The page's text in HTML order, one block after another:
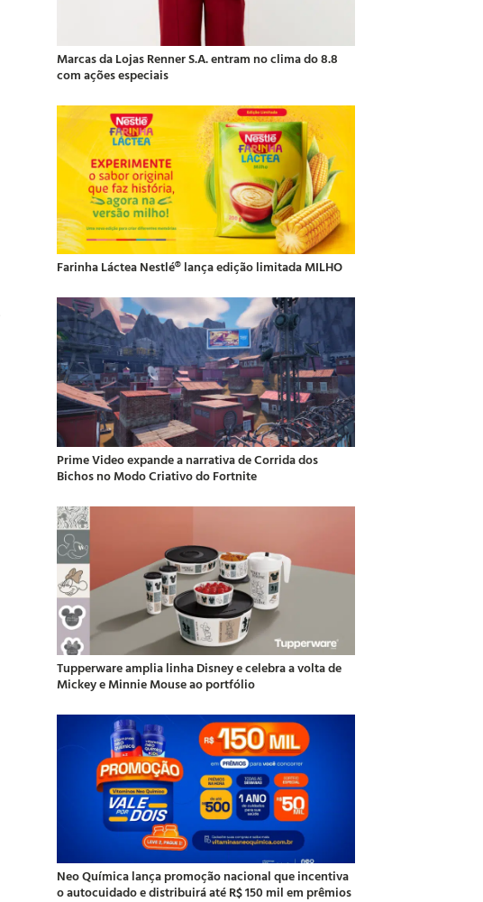
Marcas da Lojas Renner S.A. entram no clima do 8.8
com ações especiais
Farinha Láctea Nestlé® lança edição limitada MILHO
Prime Video expande a narrativa de Corrida dos
Bichos no Modo Criativo do Fortnite
Tupperware amplia linha Disney e celebra a volta de
Mickey e Minnie Mouse ao portfólio
Neo Química lança promoção nacional que incentiva
o autocuidado e distribuirá até R$ 150 mil em prêmios